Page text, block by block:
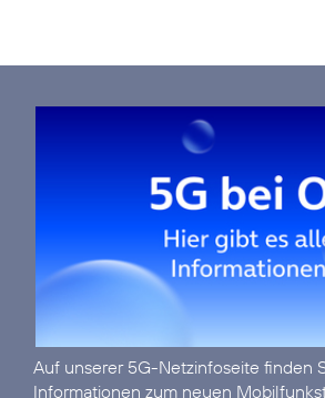
Auf unserer 5G-Netzinfoseite finden
Informationen zum neuen